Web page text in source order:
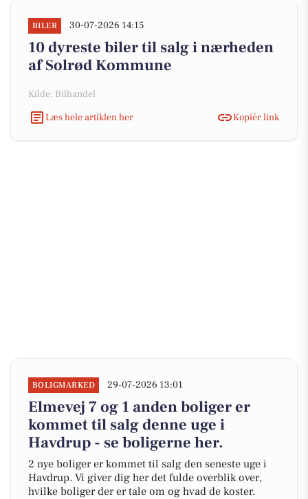
BILER 30-07-2026 14:15
10 dyreste biler til salg i nærheden
af Solrød Kommune
Kilde: Bilhandel
Læs hele artiklen her
Kopiér link
BOLIGMARKED 29-07-2026 13:01
Elmevej 7 og 1 anden boliger er
kommet til salg denne uge i
Havdrup - se boligerne her.
2 nye boliger er kommet til salg den seneste uge i
Havdrup. Vi giver dig her det fulde overblik over,
hvilke boliger der er tale om og hvad de koster.